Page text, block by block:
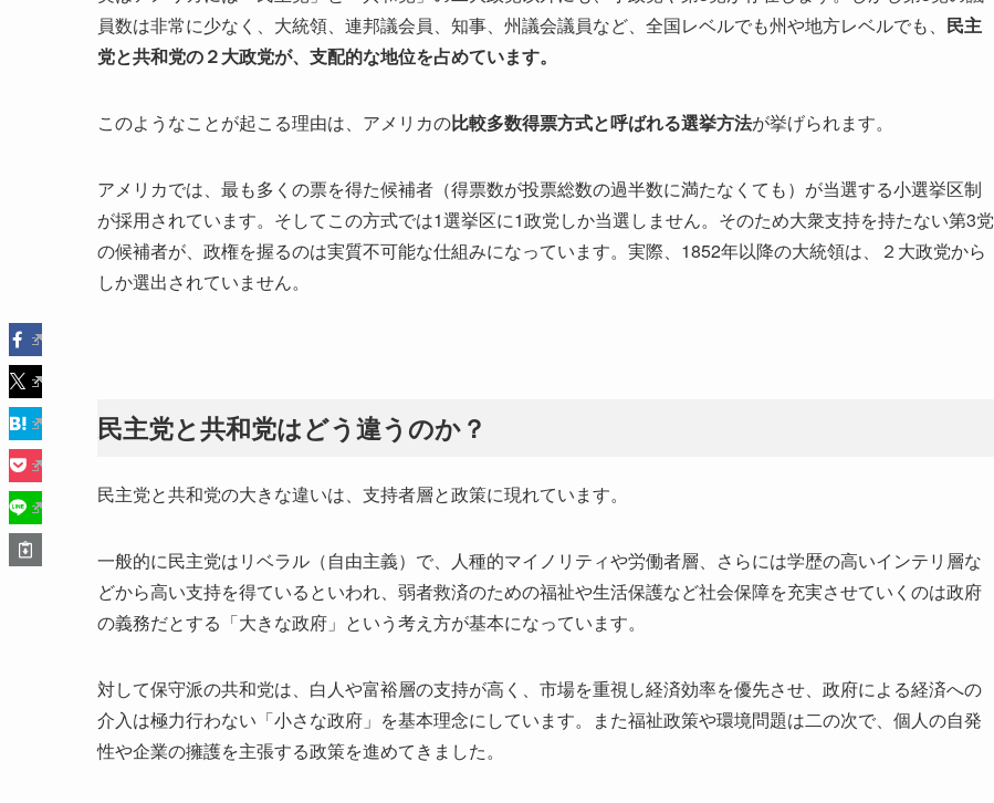
員数は非常に少なく、大統領、連邦議会員、知事、州議会議員など、全国レベルでも州や地方レベルでも、 民主
党と共和党の２大政党が、支配的な地位を占めています。
このようなことが起こる理由は、アメリカの比較多数得票方式と呼ばれる選挙方法が挙げられます。
アメリカでは、最も多くの票を得た候補者（得票数が投票総数の過半数に満たなくても）が当選する小選挙区制
が採用されています。そしてこの方式では1選挙区に1政党しか当選しません。そのため大衆支持を持たない第3党
の候補者が、政権を握るのは実質不可能な仕組みになっています。実際、1852年以降の大統領は、２大政党から
しか選出されていません。
民主党と共和党はどう違うのか？
民主党と共和党の大きな違いは、支持者層と政策に現れています。
一般的に民主党はリベラル（自由主義）で、人種的マイノリティや労働者層、さらには学歴の高いインテリ層な
どから高い支持を得ているといわれ、弱者救済のための福祉や生活保護など社会保障を充実させていくのは政府
の義務だとする「大きな政府」という考え方が基本になっています。
対して保守派の共和党は、白人や富裕層の支持が高く、市場を重視し経済効率を優先させ、政府による経済への
介入は極力行わない「小さな政府」を基本理念にしています。また福祉政策や環境問題は二の次で、個人の自発
性や企業の擁護を主張する政策を進めてきました。